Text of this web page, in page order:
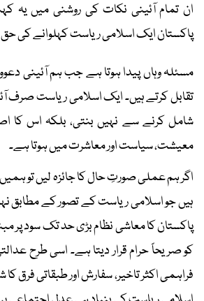
ان تمام آئینی نکات کی روشنی میں یہ
پاکستان ایک اسلامی ریاست کہلوانے کی حق
مسئلہ وہاں پیدا ہوتا ہے جب ہم آئینی
تقابل کرتے ہیں۔ ایک اسلامی ریاست صرف
شامل کرنے سے نہیں بنتی، بلکہ اس کا
معیشت، سیاست اور معاشرت میں ہوتا ہے۔
اگر ہم عملی صورتِ حال کا جائزہ لیں تو
ہیں جو اسلامی ریاست کے تصور کے مطابق
پاکستان کا معاشی نظام بڑی حد تک سود پر
کو صریحاً حرام قرار دیتا ہے۔ اسی طرح
فراہمی اکثر تاخیر، سفارش اور طبقاتی فرق